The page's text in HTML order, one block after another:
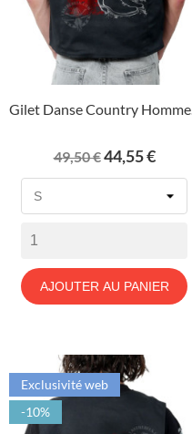
Gilet Danse Country Homme...
Prix
de
49,50 €Prix
44,55 €
AJOUTER AU PANIER
Exclusivité web
-10%